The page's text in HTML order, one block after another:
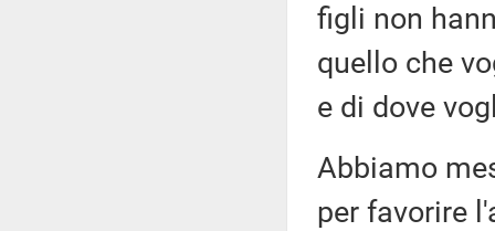
figli non
quello che
e di dove
Abbiamo
per favorire